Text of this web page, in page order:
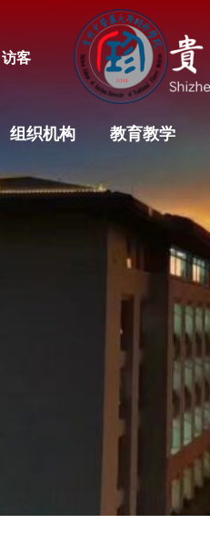
访客
组织机构 教育教学